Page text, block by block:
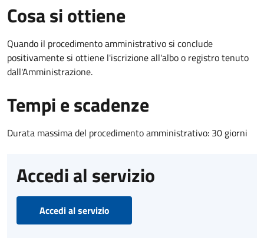
Cosa si ottiene
Quando il procedimento amministrativo si conclude
positivamente si ottiene l'iscrizione all'albo o registro tenuto
dall'Amministrazione.
Tempi e scadenze
Durata massima del procedimento amministrativo: 30 giorni
Accedi al servizio
Accedi al servizio